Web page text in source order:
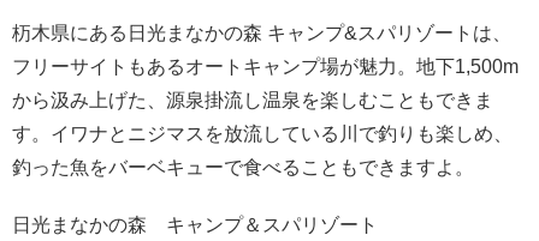
杤木県にある日光まなかの森 キャンプ&スパリゾートは、
フリーサイトもあるオートキャンプ場が魅力。地下1,500m
から汲み上げた、源泉掛流し温泉を楽しむこともできま
す。イワナとニジマスを放流している川で釣りも楽しめ、
釣った魚をバーベキューで食べることもできますよ。
日光まなかの森 キャンプ＆スパリゾート